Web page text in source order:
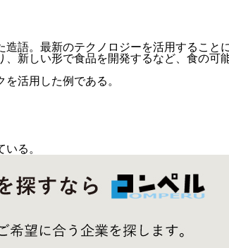
語。最新のテクノロジーを活用すること
新しい形で食品を開発するなど、食の可
活用した例である。
る。